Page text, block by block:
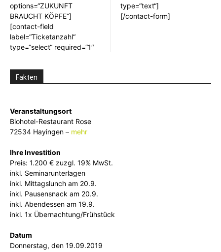
options=“ZUKUNFT
BRAUCHT KÖPFE“]
[contact-field
label=“Ticketanzahl“
type=“select“ required=“1″
type=“text“]
[/contact-form]
Fakten
Veranstaltungsort
Biohotel-Restaurant Rose
72534 Hayingen – mehr
Ihre Investition
Preis: 1.200 € zuzgl. 19% MwSt.
inkl. Seminarunterlagen
inkl. Mittagslunch am 20.9.
inkl. Pausensnack am 20.9.
inkl. Abendessen am 19.9.
inkl. 1x Übernachtung/Frühstück
Datum
Donnerstag, den 19.09.2019